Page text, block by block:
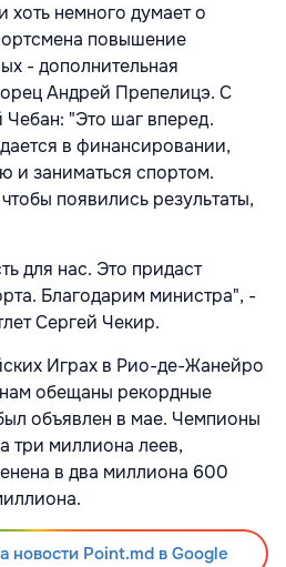
хоть немного думает о
повышение
- дополнительная
Андрей Препелицэ. С
"Это шаг вперед.
в финансировании,
и заниматься спортом.
появились результаты,
для нас. Это придаст
Благодарим министра", -
Сергей Чекир.
Играх в Рио-де-Жанейро
обещаны рекордные
объявлен в мае. Чемпионы
три миллиона леев,
в два миллиона 600
новости Point.md в Google